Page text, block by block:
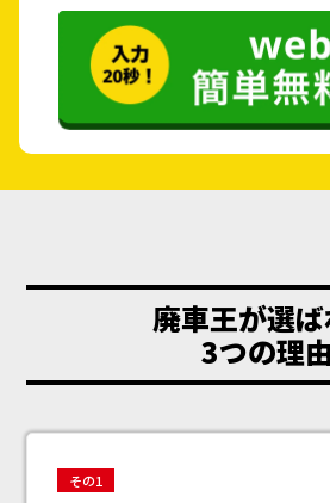
廃車王が選ば
3つの理由
その1